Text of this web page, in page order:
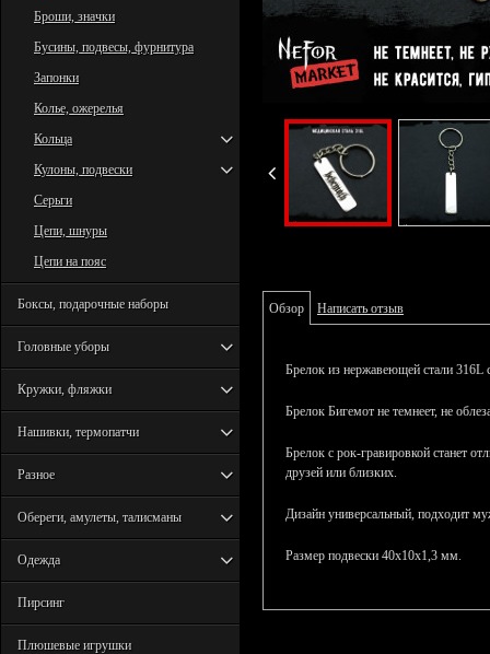
Броши, значки
Бусины, подвесы, фурнитура
Запонки
Колье, ожерелья
Кольца
Кулоны, подвески
Серьги
Цепи, шнуры
Цепи на пояс
Боксы, подарочные наборы
Головные уборы
Кружки, фляжки
Нашивки, термопатчи
Разное
Обереги, амулеты, талисманы
Одежда
Пирсинг
Плюшевые игрушки
Обзор Написать отзыв
Брелок из нержавеющей стали 316L
Брелок Бигемот не темнеет, не
Брелок с рок-гравировкой станет
друзей или близких.
Дизайн универсальный, подходит
Размер подвески 40х10х1,3 мм.